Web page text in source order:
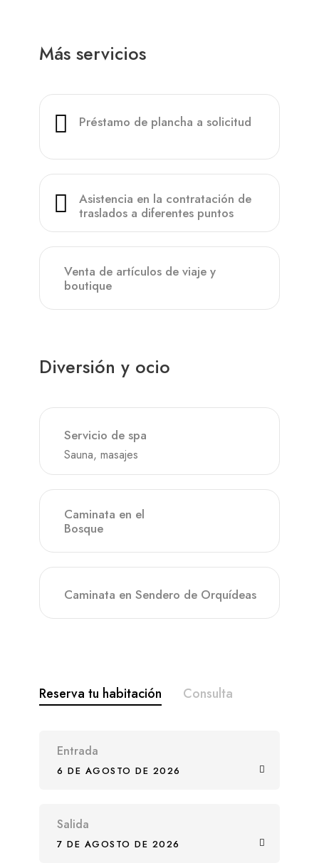
Más servicios
Préstamo de plancha a solicitud
Asistencia en la contratación de
traslados a diferentes puntos
Venta de artículos de viaje y
boutique
Diversión y ocio
Servicio de spa
Sauna, masajes
Caminata en el
Bosque
Caminata en Sendero de Orquídeas
Reserva tu habitación Consulta
Entrada
6 DE AGOSTO DE 2026
Salida
7 DE AGOSTO DE 2026